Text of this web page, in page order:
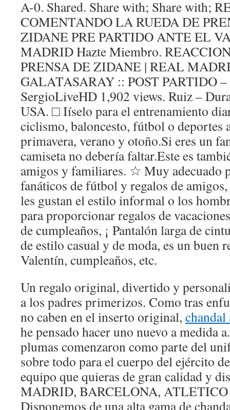
A-0. Shared. Share with; Share with;
COMENTANDO LA RUEDA DE
ZIDANE PRE PARTIDO ANTE EL
MADRID Hazte Miembro.
PRENSA DE ZIDANE | REAL
GALATASARAY :: POST PARTIDO
SergioLiveHD 1,902 views. Ruiz –
USA. □ Iíselo para el entrenamiento
ciclismo, baloncesto, fútbol o deportes
primavera, verano y otoño.Si eres un
camiseta no debería faltar.Este es
amigos y familiares. ☆ Muy adecuado
fanáticos de fútbol y regalos de
les gustan el estilo informal o los
para proporcionar regalos de
de cumpleaños, ¡ Pantalón larga de
de estilo casual y de moda, es un buen
Valentín, cumpleaños, etc.
Un regalo original, divertido y
a los padres primerizos. Como tras
no caben en el inserto original,
he pensado hacer uno nuevo a medida
plumas comenzaron como parte del
sobre todo para el cuerpo del ejército
equipo que quieras de gran calidad y
MADRID, BARCELONA, ATLETICO
Disponemos de una alta gama de